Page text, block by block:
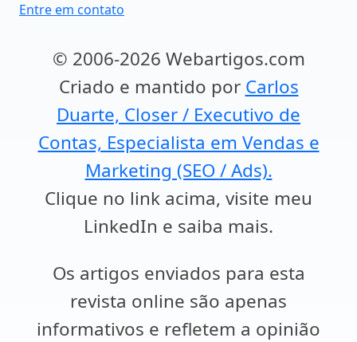
Entre em contato
© 2006-2026 Webartigos.com
Criado e mantido por Carlos
Duarte, Closer / Executivo de
Contas, Especialista em Vendas e
Marketing (SEO / Ads).
Clique no link acima, visite meu
LinkedIn e saiba mais.
Os artigos enviados para esta
revista online são apenas
informativos e refletem a opinião